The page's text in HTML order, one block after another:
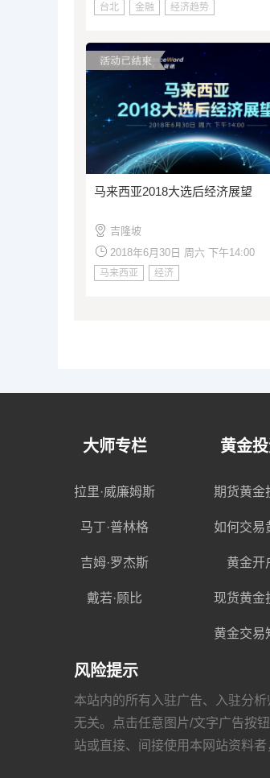
台北 金融 经济趋势
马来西亚2018大选后经济展望
吉隆坡
2018年6月30日 周六 下午14:00
马来西亚 经济
大师专栏
拉里·威廉姆斯
马丁·普林格
吉姆·罗杰斯
戴若·顾比
黄金
期货黄金
如何交易
黄金开
现货黄金
黄金交易
风险提示
本站内的所有入驻广告、入驻分
无关。点击任意图片/文字广告按
站或直接、间接使用本网站资料